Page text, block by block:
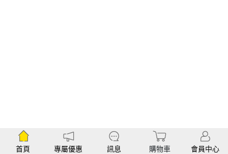
首頁 專屬優惠 訊息 購物車 會員中心